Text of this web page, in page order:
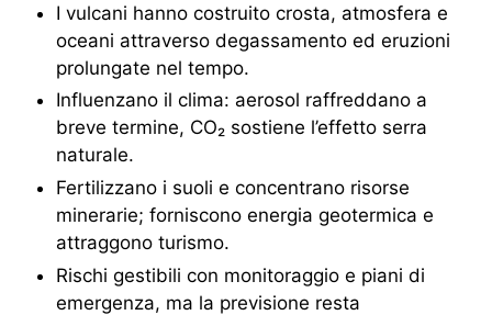
I vulcani hanno costruito crosta, atmosfera e
oceani attraverso degassamento ed eruzioni
prolungate nel tempo.
Influenzano il clima: aerosol raffreddano a
breve termine, CO₂ sostiene l’effetto serra
naturale.
Fertilizzano i suoli e concentrano risorse
minerarie; forniscono energia geotermica e
attraggono turismo.
Rischi gestibili con monitoraggio e piani di
emergenza, ma la previsione resta